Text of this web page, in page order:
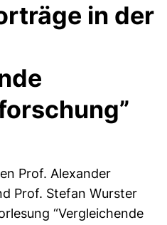
in der
Prof. Alexander
Prof. Stefan Wurster
“Vergleichende